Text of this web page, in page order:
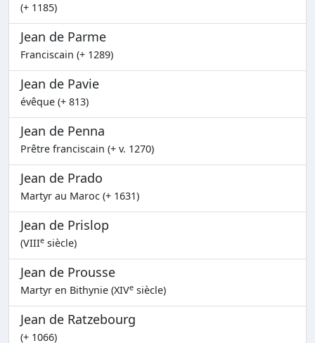
(+ 1185)
Jean de Parme
Franciscain (+ 1289)
Jean de Pavie
évêque (+ 813)
Jean de Penna
Prêtre franciscain (+ v. 1270)
Jean de Prado
Martyr au Maroc (+ 1631)
Jean de Prislop
(VIIIe siècle)
Jean de Prousse
Martyr en Bithynie (XIVe siècle)
Jean de Ratzebourg
(+ 1066)